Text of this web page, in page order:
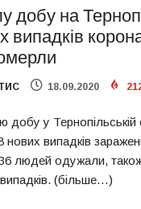
добу на
випадків
18.09.2020
добу у Тернопільській
нових випадків
людей одужали,
(більше…)